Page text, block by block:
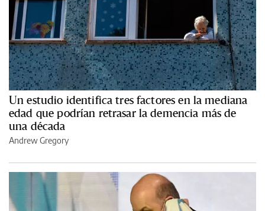
Un estudio identifica tres factores en la mediana
edad que podrían retrasar la demencia más de
una década
Andrew Gregory